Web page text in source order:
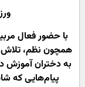
با حضور فعال
همچون نظم،
به دختران آموزش
پیام‌هایی که